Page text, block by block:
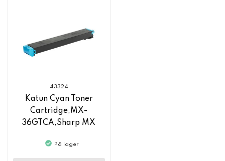
43324
Katun Cyan Toner
Cartridge,MX-
36GTCA,Sharp MX
På lager